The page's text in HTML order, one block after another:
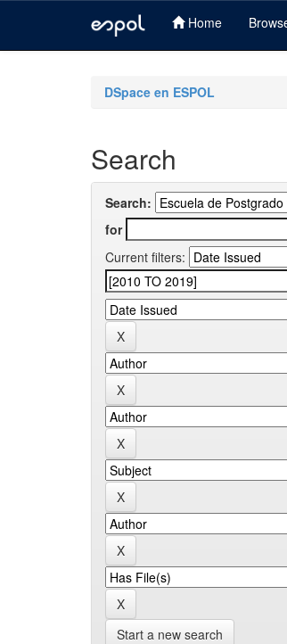
Home
DSpace en ESPOL
Search
Search:
for
Current filters:
Start a new search